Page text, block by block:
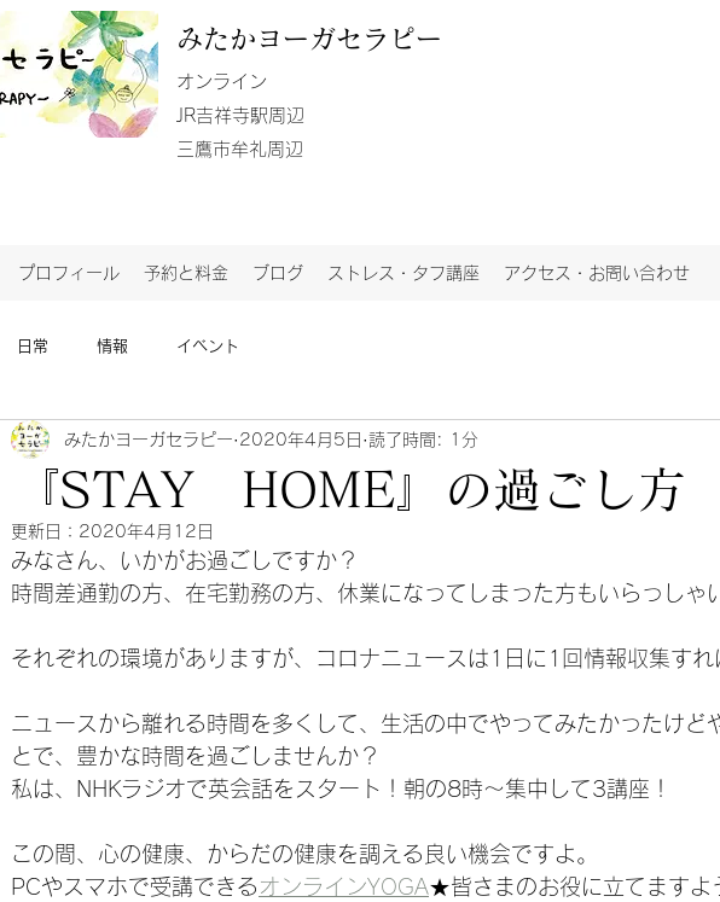
みたか ヨーガセラピー
​オンライン
JR吉祥寺駅周辺
​三鷹市牟礼周辺
プロフィール 予約と料金 ブログ ストレス・タフ講座 アクセス・お問い合わせ
日常 情報 イベント
『STAY HOME』の過ごし方
みたかヨーガセラピー 2020年4月5日 読了時間: 1分
更新日： 2020年4月12日
みなさん、いかがお過ごしですか？
時間差通勤の方、在宅勤務の方、休業になってしまった方もいらっしゃ
それぞれの環境がありますが、コロナニュースは1日に1回情報収集すれ
ニュースから離れる時間を多くして、生活の中でやってみたかったけど
とで、豊かな時間を過ごしませんか？
私は、NHKラジオで英会話をスタート！朝の8時～集中して3講座！
この間、心の健康、からだの健康を調える良い機会ですよ。
PCやスマホで受講できる オンラインYOGA★皆さまのお役に立てますよ